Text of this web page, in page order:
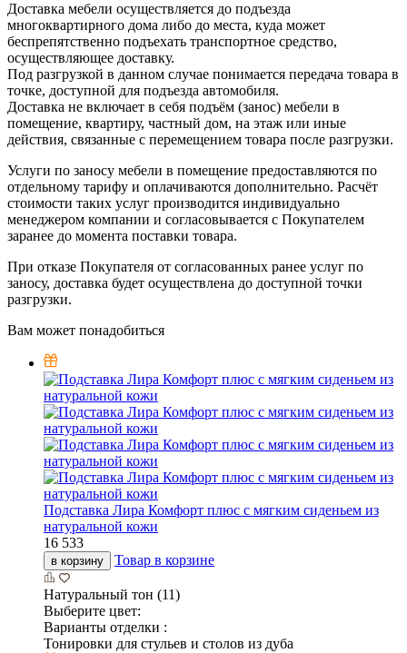
Доставка мебели осуществляется до подъезда
многоквартирного дома либо до места, куда может
беспрепятственно подъехать транспортное средство,
осуществляющее доставку.
Под разгрузкой в данном случае понимается передача товара в
точке, доступной для подъезда автомобиля.
Доставка не включает в себя подъём (занос) мебели в
помещение, квартиру, частный дом, на этаж или иные
действия, связанные с перемещением товара после разгрузки.
Услуги по заносу мебели в помещение предоставляются по
отдельному тарифу и оплачиваются дополнительно. Расчёт
стоимости таких услуг производится индивидуально
менеджером компании и согласовывается с Покупателем
заранее до момента поставки товара.
При отказе Покупателя от согласованных ранее услуг по
заносу, доставка будет осуществлена до доступной точки
разгрузки.
Вам может понадобиться
Подставка Лира Комфорт плюс с мягким сиденьем из
натуральной кожи
16 533
в корзину Товар в корзине
Натуральный тон (11)
Выберите цвет:
Варианты отделки :
Тонировки для стульев и столов из дуба